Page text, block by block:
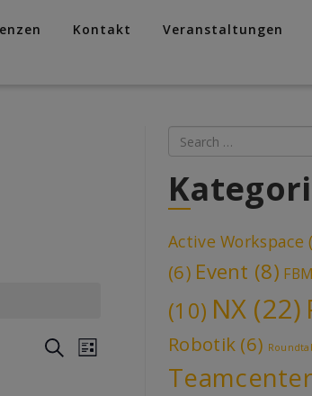
Kontakt Veranstaltungen
Veranstaltungen
Suche
SucheVeranstaltung
Ansichten-
Navigation
Liste
Search
Active Workspace
(6) Event (8) FBM
(10) NX (22)
Robotik (6)
Teamcenter